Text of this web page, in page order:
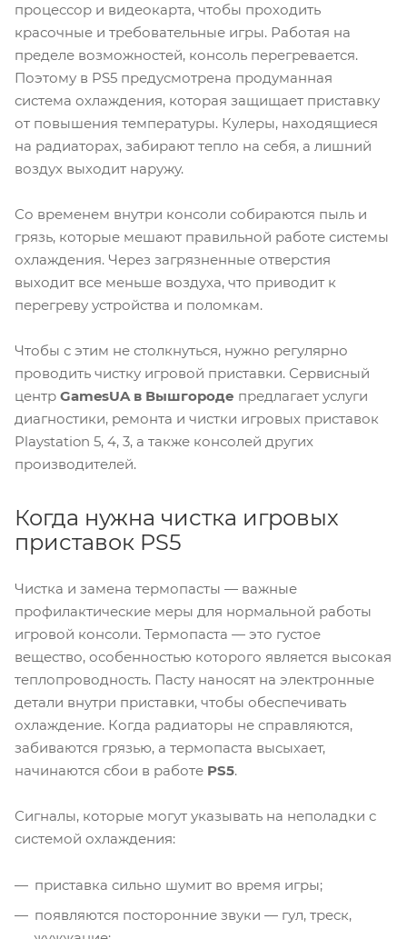
процессор и видеокарта, чтобы проходить
красочные и требовательные игры. Работая на
пределе возможностей, консоль перегревается.
Поэтому в PS5 предусмотрена продуманная
система охлаждения, которая защищает приставку
от повышения температуры. Кулеры, находящиеся
на радиаторах, забирают тепло на себя, а лишний
воздух выходит наружу.
Со временем внутри консоли собираются пыль и
грязь, которые мешают правильной работе системы
охлаждения. Через загрязненные отверстия
выходит все меньше воздуха, что приводит к
перегреву устройства и поломкам.
Чтобы с этим не столкнуться, нужно регулярно
проводить чистку игровой приставки. Сервисный
центр GamesUA в Вышгороде предлагает услуги
диагностики, ремонта и чистки игровых приставок
Playstation 5, 4, 3, а также консолей других
производителей.
Когда нужна чистка игровых
приставок PS5
Чистка и замена термопасты — важные
профилактические меры для нормальной работы
игровой консоли. Термопаста — это густое
вещество, особенностью которого является высокая
теплопроводность. Пасту наносят на электронные
детали внутри приставки, чтобы обеспечивать
охлаждение. Когда радиаторы не справляются,
забиваются грязью, а термопаста высыхает,
начинаются сбои в работе PS5.
Сигналы, которые могут указывать на неполадки с
системой охлаждения:
приставка сильно шумит во время игры;
появляются посторонние звуки — гул, треск,